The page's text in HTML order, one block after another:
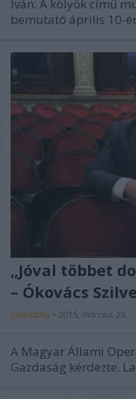
Iván: A kölyök című
bemutató április 10-
„Jóval többet
– Ókovács
szinhazhu • 2015. március 29.
A Magyar Állami
Gazdaság kérdezte.